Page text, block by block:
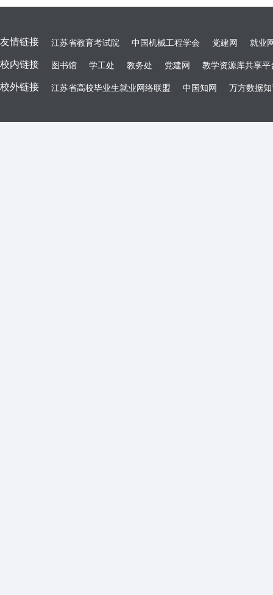
友情链接 江苏省教育考试院 中国机械工程学会 党建网 就业
校内链接 图书馆 学工处 教务处 党建网 教学资源库共享平
校外链接 江苏省高校毕业生就业网络联盟 中国知网 万方数据